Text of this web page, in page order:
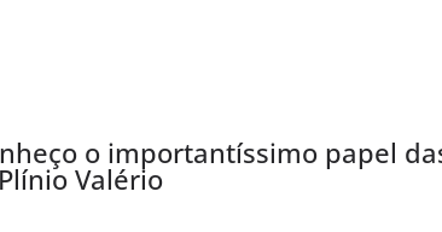
o importantíssimo papel
Valério